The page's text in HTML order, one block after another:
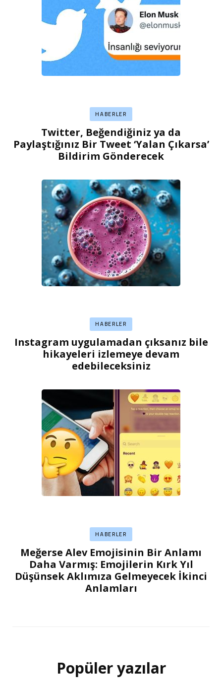
HABERLER
Twitter, Beğendiğiniz ya da
Paylaştığınız Bir Tweet ‘Yalan Çıkarsa’
Bildirim Gönderecek
HABERLER
Instagram uygulamadan çıksanız bile
hikayeleri izlemeye devam
edebileceksiniz
HABERLER
Meğerse Alev Emojisinin Bir Anlamı
Daha Varmış: Emojilerin Kırk Yıl
Düşünsek Aklımıza Gelmeyecek İkinci
Anlamları
Popüler yazılar